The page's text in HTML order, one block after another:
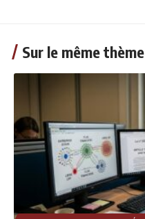
Sur le même thème